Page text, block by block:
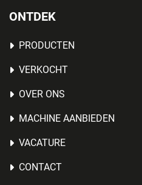
ONTDEK
PRODUCTEN
VERKOCHT
OVER ONS
MACHINE AANBIEDEN
VACATURE
CONTACT